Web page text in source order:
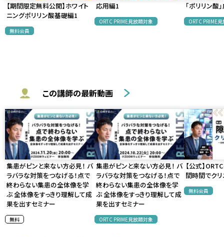
【期間限定無料公開】ホワイト
ニングポリリン酸基礎編1
無料会員
応用編1
ORTC PRIME見放題対象
「ポリリン酸
ORTC PRIME
この講師の最新動画
集患がピンと来ない方必見！ バ
ラバラな対策をつなげる！点で
終わらない集患の全体像を学
ぶ 全体像をすっきり理解して成
果を出すセミナー
無料
集患がピンと来ない方必見！ バ
ラバラな対策をつなげる！点で
終わらない集患の全体像を学
ぶ 全体像をすっきり理解して成
果を出すセミナー
ORTC PRIME見放題対象
【公式】
間時間でクリ
無料会員